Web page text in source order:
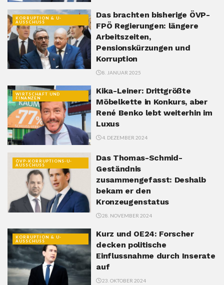
KORRUPTION & U-
AUSSCHUSS
Das brachten bisherige ÖVP-
FPÖ Regierungen: längere
Arbeitszeiten,
Pensionskürzungen und
Korruption
8. JANUAR 2025
WIRTSCHAFT UND
FINANZEN
Kika-Leiner: Drittgrößte
Möbelkette in Konkurs, aber
René Benko lebt weiterhin im
Luxus
4. DEZEMBER 2024
ÖVP-KORRUPTIONS-U-
AUSSCHUSS
Das Thomas-Schmid-
Geständnis
zusammengefasst: Deshalb
bekam er den
Kronzeugenstatus
28. NOVEMBER 2024
KORRUPTION & U-
AUSSCHUSS
Kurz und OE24: Forscher
decken politische
Einflussnahme durch Inserate
auf
23. OKTOBER 2024